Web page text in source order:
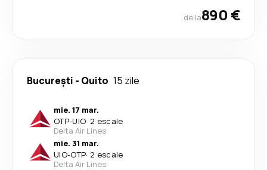
de la890 €
București - Quito 15 zile
mie. 17 mar.
OTP-UIO· 2 escale
Delta Air Lines
mie. 31 mar.
UIO-OTP· 2 escale
Delta Air Lines